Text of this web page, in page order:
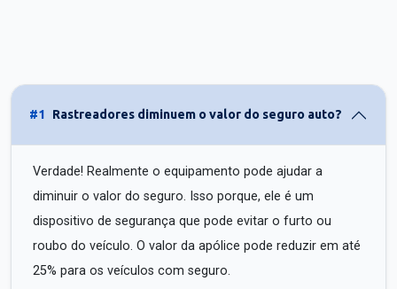
#1 Rastreadores diminuem o valor do seguro auto?
Verdade! Realmente o equipamento pode ajudar a
diminuir o valor do seguro. Isso porque, ele é um
dispositivo de segurança que pode evitar o furto ou
roubo do veículo. O valor da apólice pode reduzir em até
25% para os veículos com seguro.